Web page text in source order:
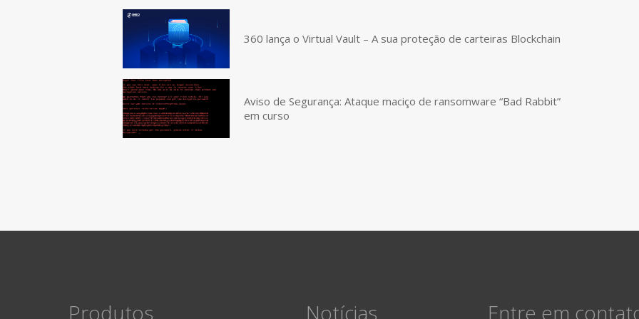
360 lança o Virtual Vault – A sua proteção de carteiras Blockchain
Aviso de Segurança: Ataque maciço de ransomware “Bad Rabbit”
em curso
Produtos Notícias Entre em